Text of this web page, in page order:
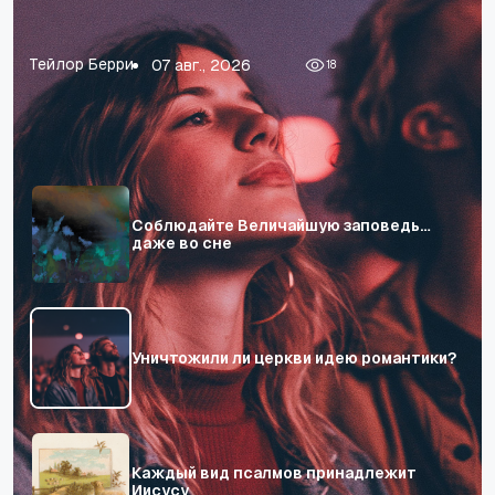
нас в бездну отчаяния.
Джаред Кеннеди 06 авг., 2026
76
Соблюдайте Величайшую заповедь…
даже во сне
Уничтожили ли церкви идею романтики?
Каждый вид псалмов принадлежит
Иисусу